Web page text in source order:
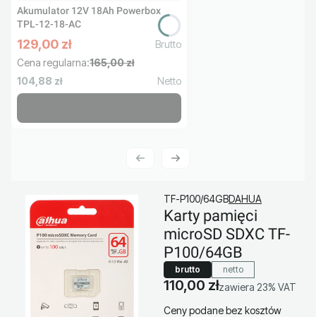
Akumulator 12V 18Ah Powerbox
TPL-12-18-AC
Cena promocyjna brutto
129,00 zł
Cena regularna:165,00 zł
Cena netto
104,88 zł
TF-P100/64GBDAHUA
Karty pamięci
microSD SDXC TF-
P100/64GB
brutto netto
Cena
110,00 złzawiera 23% VAT
zawiera 23% VAT
Ceny podane bez kosztów